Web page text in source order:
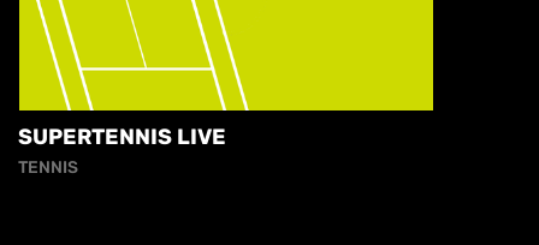
SUPERTENNIS LIVE
TENNIS